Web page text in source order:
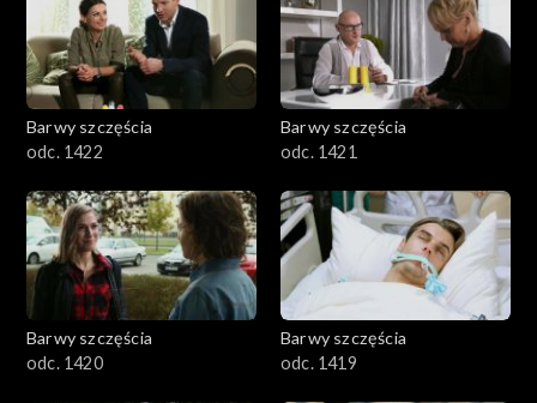
Barwy szczęścia
odc. 1422
Barwy szczęścia
odc. 1421
Barwy szczęścia
odc. 1420
Barwy szczęścia
odc. 1419